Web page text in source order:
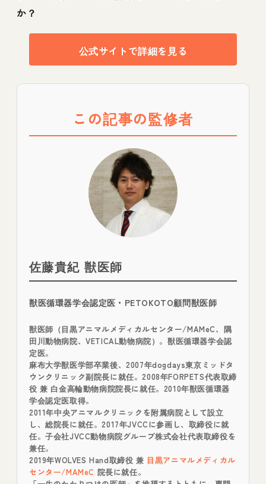
か？
公式サイトで詳細を見る
この記事の監修者
佐藤貴紀 獣医師
獣医循環器学会認定医・PETOKOTO顧問獣医師
獣医師（目黒アニマルメディカルセンター/MAMeC、隅
田川動物病院、VETICAL動物病院）。獣医循環器学会認
定医。
麻布大学獣医学部卒業後、2007年dogdays東京ミッドタ
ウンクリニック副院長に就任。2008年FORPETS代表取締
役 兼 白金高輪動物病院院長に就任。2010年獣医循環器
学会認定医取得。
2011年中央アニマルクリニックを附属病院として設立
し、総院長に就任。2017年JVCCに参画し、取締役に就
任。子会社JVCC動物病院グループ株式会社代表取締役を
兼任。
2019年WOLVES Hand取締役 兼 目黒アニマルメディカル
センター/MAMeC 院長に就任。